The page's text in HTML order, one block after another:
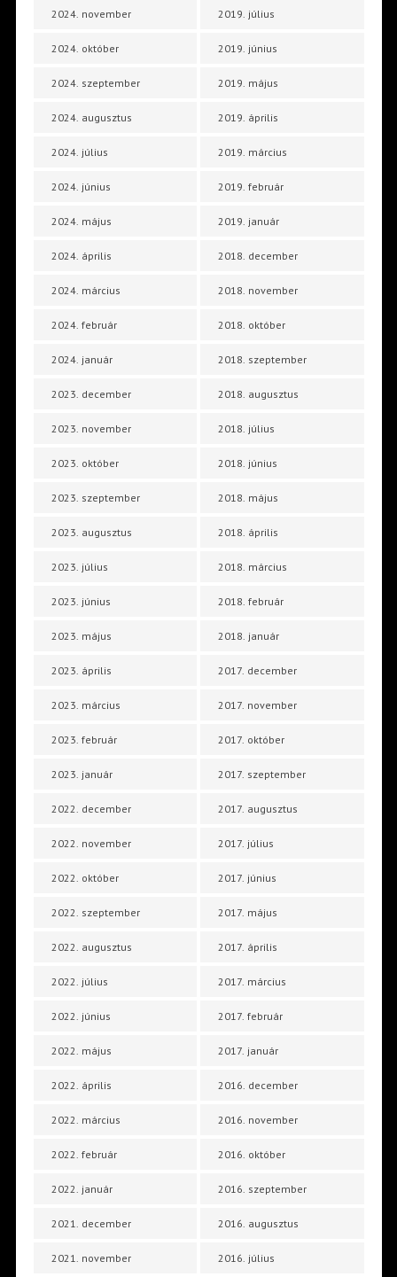
2024. november
2024. október
2024. szeptember
2024. augusztus
2024. július
2024. június
2024. május
2024. április
2024. március
2024. február
2024. január
2023. december
2023. november
2023. október
2023. szeptember
2023. augusztus
2023. július
2023. június
2023. május
2023. április
2023. március
2023. február
2023. január
2022. december
2022. november
2022. október
2022. szeptember
2022. augusztus
2022. július
2022. június
2022. május
2022. április
2022. március
2022. február
2022. január
2021. december
2021. november
2019. július
2019. június
2019. május
2019. április
2019. március
2019. február
2019. január
2018. december
2018. november
2018. október
2018. szeptember
2018. augusztus
2018. július
2018. június
2018. május
2018. április
2018. március
2018. február
2018. január
2017. december
2017. november
2017. október
2017. szeptember
2017. augusztus
2017. július
2017. június
2017. május
2017. április
2017. március
2017. február
2017. január
2016. december
2016. november
2016. október
2016. szeptember
2016. augusztus
2016. július